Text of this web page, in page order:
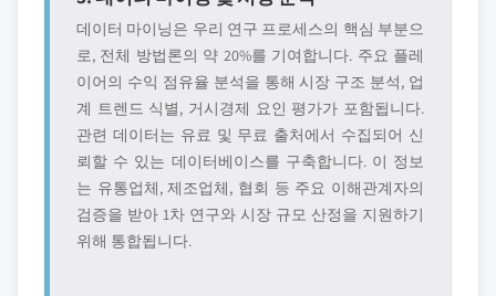
데이터 마이닝은 우리 연구 프로세스의 핵심 부분으
로, 전체 방법론의 약 20%를 기여합니다. 주요 플레
이어의 수익 점유율 분석을 통해 시장 구조 분석, 업
계 트렌드 식별, 거시경제 요인 평가가 포함됩니다.
관련 데이터는 유료 및 무료 출처에서 수집되어 신
뢰할 수 있는 데이터베이스를 구축합니다. 이 정보
는 유통업체, 제조업체, 협회 등 주요 이해관계자의
검증을 받아 1차 연구와 시장 규모 산정을 지원하기
위해 통합됩니다.